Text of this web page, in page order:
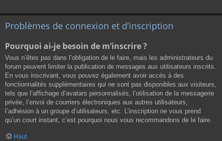
Problèmes de connexion et d’inscription
Pourquoi ai-je besoin de m’inscrire ?
Vous n’êtes pas dans l’obligation de le faire, mais les administrateurs du
forum peuvent limiter la publication de messages aux utilisateurs inscrits.
En vous inscrivant, vous pouvez également avoir accès à des
fonctionnalités supplémentaires qui ne sont pas disponibles aux visiteurs,
tels que l’affichage d’avatars personnalisés, l’utilisation de la messagerie
privée, l’envoi de courriers électroniques aux autres utilisateurs,
l’adhésion à un groupe d’utilisateurs, etc. L’inscription ne vous prend
qu’un court instant, c’est pourquoi nous vous recommandons de le faire.
Haut